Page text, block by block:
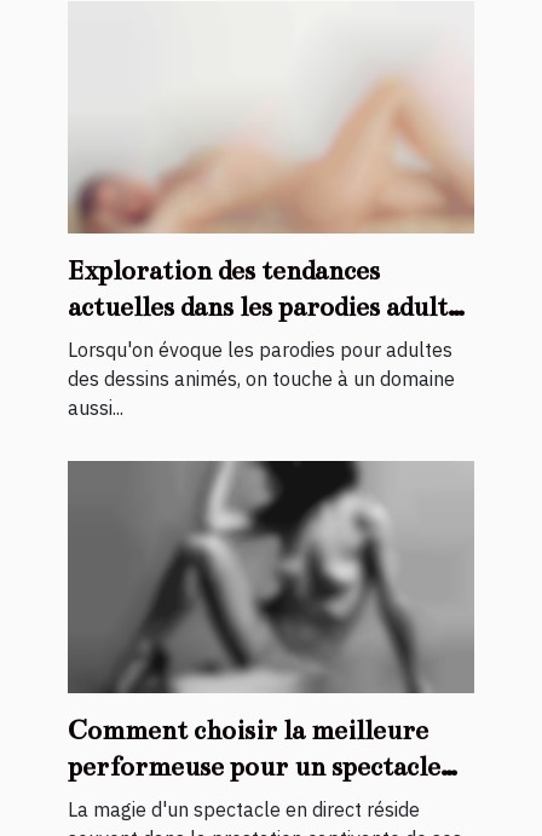
Exploration des tendances
actuelles dans les parodies adultes
de dessins animés
Lorsqu'on évoque les parodies pour adultes
des dessins animés, on touche à un domaine
aussi...
Comment choisir la meilleure
performeuse pour un spectacle
en direct
La magie d'un spectacle en direct réside